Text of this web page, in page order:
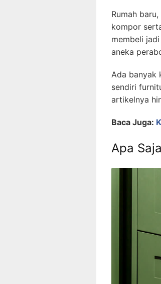
Rumah
kompor
membeli
aneka
Ada banyak
sendiri
artikelnya
Baca Juga:
Apa